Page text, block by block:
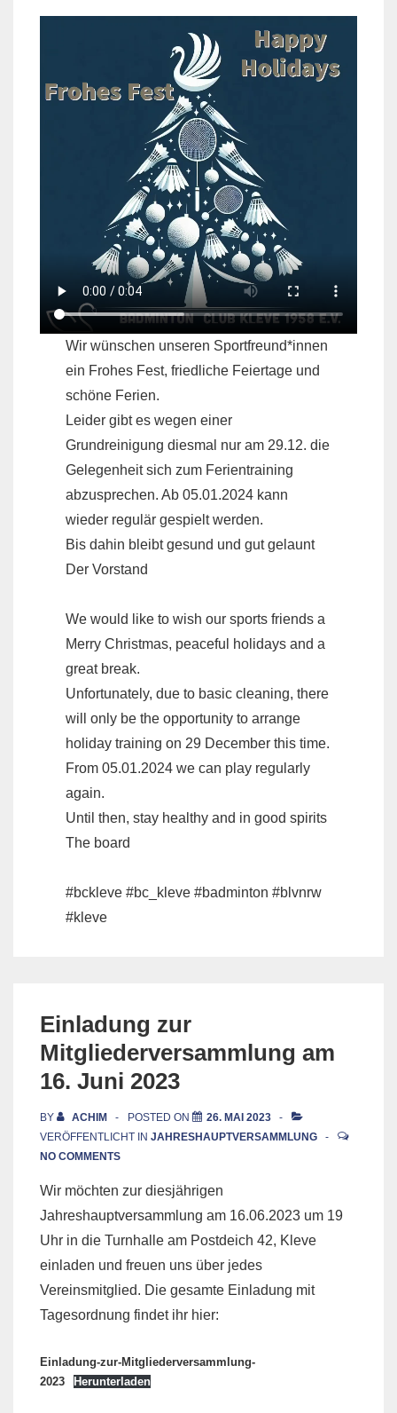
Wir wünschen unseren Sportfreund*innen
ein Frohes Fest, friedliche Feiertage und
schöne Ferien.
Leider gibt es wegen einer
Grundreinigung diesmal nur am 29.12. die
Gelegenheit sich zum Ferientraining
abzusprechen. Ab 05.01.2024 kann
wieder regulär gespielt werden.
Bis dahin bleibt gesund und gut gelaunt
Der Vorstand
We would like to wish our sports friends a
Merry Christmas, peaceful holidays and a
great break.
Unfortunately, due to basic cleaning, there
will only be the opportunity to arrange
holiday training on 29 December this time.
From 05.01.2024 we can play regularly
again.
Until then, stay healthy and in good spirits
The board
#bckleve #bc_kleve #badminton #blvnrw
#kleve
Einladung zur
Mitgliederversammlung am
16. Juni 2023
BY ACHIM POSTED ON
26. MAI 2023
VERÖFFENTLICHT IN JAHRESHAUPTVERSAMMLUNG
NO COMMENTS
Wir möchten zur diesjährigen
Jahreshauptversammlung am 16.06.2023 um 19
Uhr in die Turnhalle am Postdeich 42, Kleve
einladen und freuen uns über jedes
Vereinsmitglied. Die gesamte Einladung mit
Tagesordnung findet ihr hier:
Einladung-zur-Mitgliederversammlung-
2023
Herunterladen